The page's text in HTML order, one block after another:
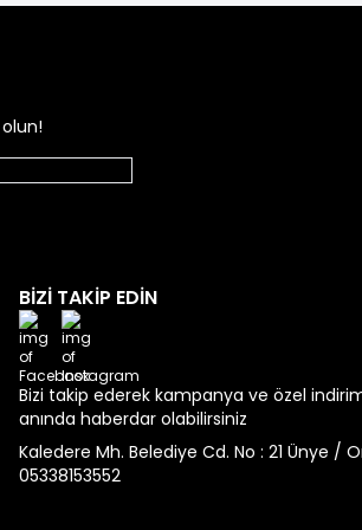
sorunlarına yol açabilir.
alabilir ve uzun ömürlüdür.
katıyor.
BİZİ TAKİP EDİN
Facebook
Bizi takip ederek kampanya ve özel
anında haberdar olabilirsiniz
Kaledere Mh. Belediye Cd. No : 21 Ünye /
05338153552